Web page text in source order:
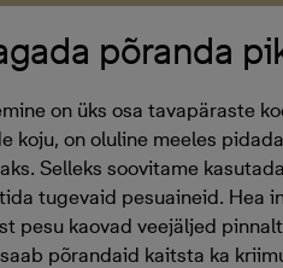
põranda
on üks osa tavapäraste
koju, on oluline meeles
Selleks soovitame
tugevaid pesuaineid. Hea
pesu kaovad veejäljed
põrandaid kaitsta ka